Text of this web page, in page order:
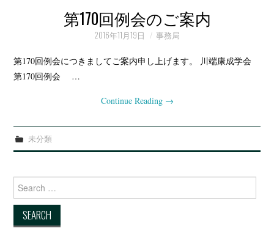
例会・大会の記録
第170回例会のご案内
2016年11月19日 事務局
第170回例会につきましてご案内申し上げます。 川端康成学会
第170回例会 …
Continue Reading →
未分類
Search for: